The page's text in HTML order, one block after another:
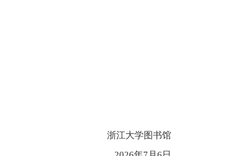
浙江大学图书馆